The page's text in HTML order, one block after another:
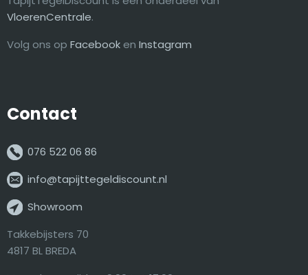
VloerenCentrale.
Volg ons op Facebook en Instagram
Contact
076 522 06 86
info@tapijttegeldiscount.nl
Showroom
Takkebijsters 70
4817 BL BREDA